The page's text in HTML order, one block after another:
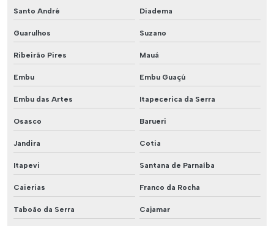
Santo André Diadema
Guarulhos Suzano
Ribeirão Pires Mauá
Embu Embu Guaçú
Embu das Artes Itapecerica da Serra
Osasco Barueri
Jandira Cotia
Itapevi Santana de Parnaíba
Caierias Franco da Rocha
Taboão da Serra Cajamar